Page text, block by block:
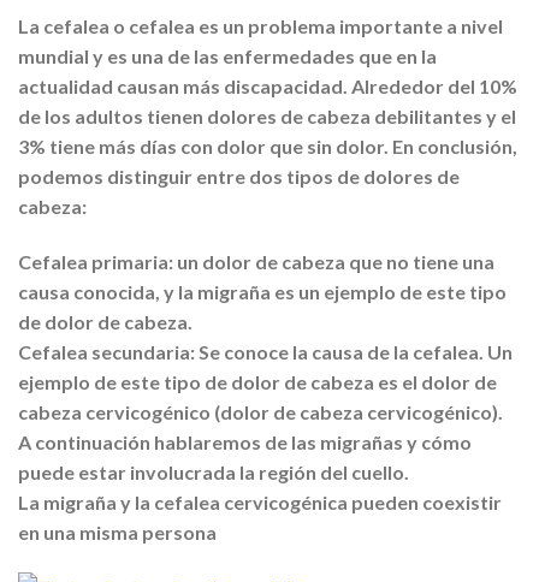
La cefalea o cefalea es un problema importante a nivel
mundial y es una de las enfermedades que en la
actualidad causan más discapacidad. Alrededor del 10%
de los adultos tienen dolores de cabeza debilitantes y el
3% tiene más días con dolor que sin dolor. En conclusión,
podemos distinguir entre dos tipos de dolores de
cabeza:
Cefalea primaria: un dolor de cabeza que no tiene una
causa conocida, y la migraña es un ejemplo de este tipo
de dolor de cabeza.
Cefalea secundaria: Se conoce la causa de la cefalea. Un
ejemplo de este tipo de dolor de cabeza es el dolor de
cabeza cervicogénico (dolor de cabeza cervicogénico).
A continuación hablaremos de las migrañas y cómo
puede estar involucrada la región del cuello.
La migraña y la cefalea cervicogénica pueden coexistir
en una misma persona